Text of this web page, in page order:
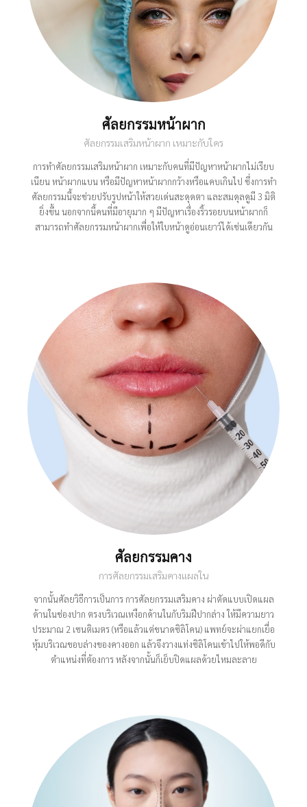
ศัลยกรรมหน้าผาก
ศัลยกรรมเสริมหน้าผาก เหมาะกับใคร
การทำศัลยกรรมเสริมหน้าผาก เหมาะกับคนที่มีปัญหาหน้าผากไม่เรียบ
เนียน หน้าผากแบน หรือมีปัญหาหน้าผากกว้างหรือแคบเกินไป ซึ่งการทำ
ศัลยกรรมนี้จะช่วยปรับรูปหน้าให้สวยเด่นสะดุดตา และสมดุลดูมี 3 มิติ
ยิ่งขึ้น นอกจากนี้คนที่มีอายุมาก ๆ มีปัญหาเรื่องริ้วรอยบนหน้าผากก็
สามารถทำศัลยกรรมหน้าผากเพื่อให้ใบหน้าดูอ่อนเยาว์ได้เช่นเดียวกัน
ศัลยกรรมคาง
การศัลยกรรมเสริมคางแผลใน
จากนั้นศัลยวิธีการเป็นการ การศัลยกรรมเสริมคาง ผ่าตัดแบบเปิดแผล
ด้านในช่องปาก ตรงบริเวณเหงือกด้านในกับริมฝีปากล่าง ให้มีความยาว
ประมาณ 2 เซนติเมตร (หรือแล้วแต่ขนาดซิลิโคน) แพทย์จะผ่าแยกเยื่อ
หุ้มบริเวณขอบล่างของคางออก แล้วจึงวางแท่งซิลิโคนเข้าไปให้พอดีกับ
ตำแหน่งที่ต้องการ หลังจากนั้นก็เย็บปิดแผลด้วยไหมละลาย